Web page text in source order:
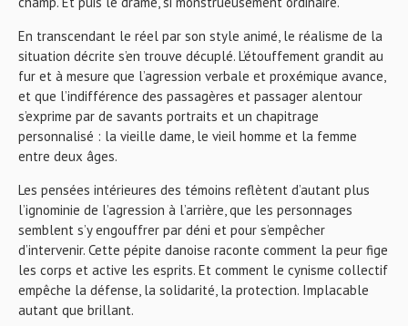
En transcendant le réel par son style animé, le réalisme de la
situation décrite s’en trouve décuplé. L’étouffement grandit au
fur et à mesure que l’agression verbale et proxémique avance,
et que l’indifférence des passagères et passager alentour
s’exprime par de savants portraits et un chapitrage
personnalisé : la vieille dame, le vieil homme et la femme
entre deux âges.
Les pensées intérieures des témoins reflètent d’autant plus
l’ignominie de l’agression à l’arrière, que les personnages
semblent s’y engouffrer par déni et pour s’empêcher
d’intervenir. Cette pépite danoise raconte comment la peur fige
les corps et active les esprits. Et comment le cynisme collectif
empêche la défense, la solidarité, la protection. Implacable
autant que brillant.